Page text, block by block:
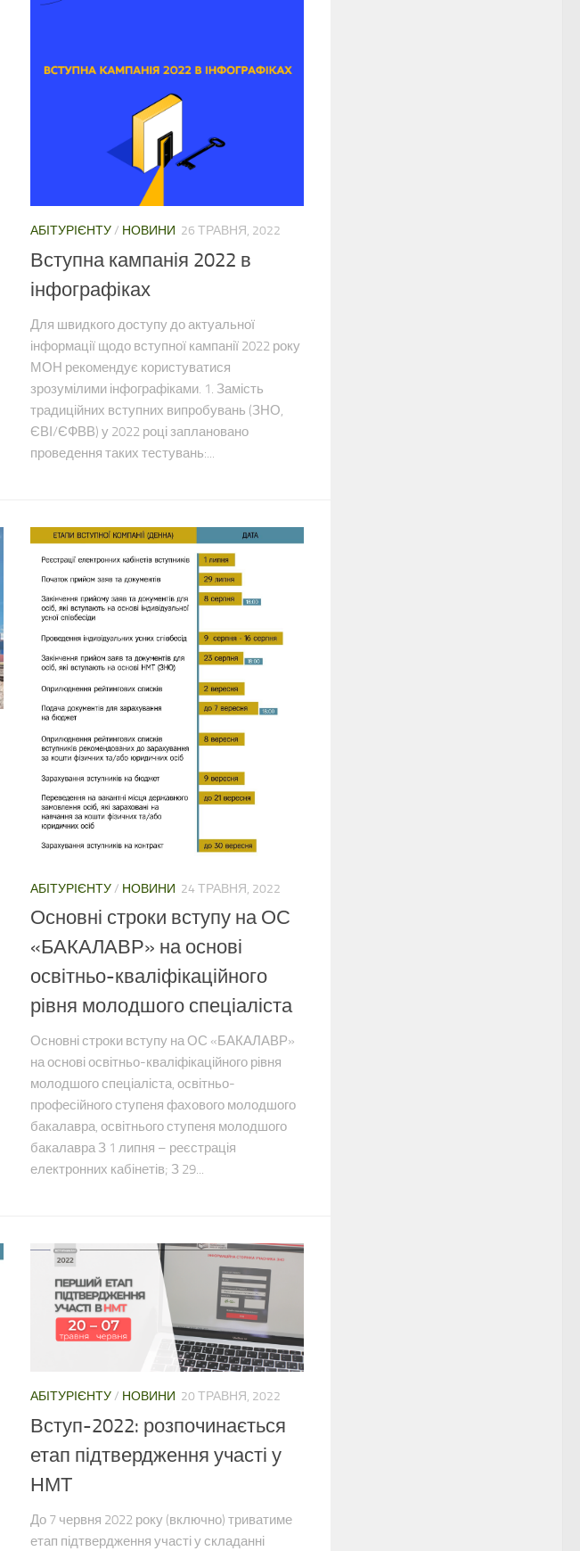
АБІТУРІЄНТУ/ НОВИНИ 26 ТРАВНЯ, 2022
Вступна кампанія 2022 в
інфографіках
Для швидкого доступу до актуальної
інформації щодо вступної кампанії 2022 року
МОН рекомендує користуватися
зрозумілими інфографіками. 1. Замість
традиційних вступних випробувань (ЗНО,
ЄВІ/ЄФВВ) у 2022 році заплановано
проведення таких тестувань:...
АБІТУРІЄНТУ/ НОВИНИ 24 ТРАВНЯ, 2022
​​Основні строки вступу на ОС
«БАКАЛАВР» на основі
освітньо-кваліфікаційного
рівня молодшого спеціаліста
​​Основні строки вступу на ОС «БАКАЛАВР»
на основі освітньо-кваліфікаційного рівня
молодшого спеціаліста, освітньо-
професійного ступеня фахового молодшого
бакалавра, освітнього ступеня молодшого
бакалавра З 1 липня – реєстрація
електронних кабінетів; З 29...
АБІТУРІЄНТУ/ НОВИНИ 20 ТРАВНЯ, 2022
Вступ-2022: розпочинається
етап підтвердження участі у
НМТ
До 7 червня 2022 року (включно) триватиме
етап підтвердження участі у складанні